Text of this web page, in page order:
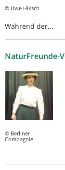
© Uwe Hiksch
Während der...
NaturFreunde-
© Berliner
Compagnie